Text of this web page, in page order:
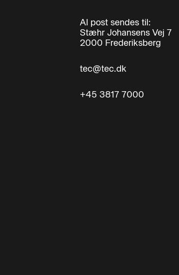
Al post sendes til:
Stæhr Johansens Vej 7
2000 Frederiksberg
tec@tec.dk
+45 3817 7000